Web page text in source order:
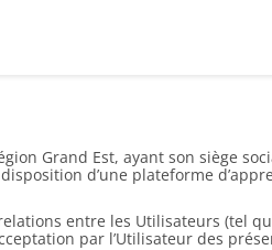
Grand Est, ayant son siège
d’une plateforme
entre les Utilisateurs (tel
par l’Utilisateur des